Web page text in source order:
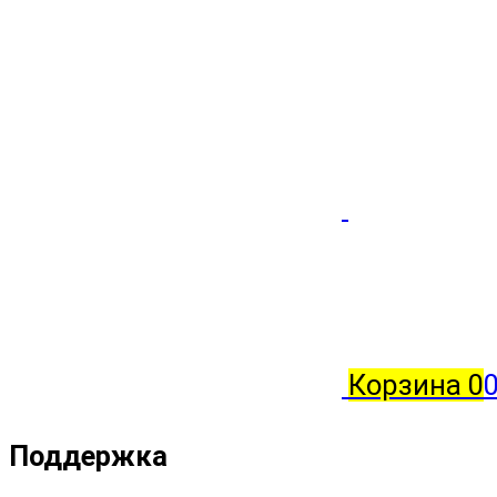
Корзина 0
Поддержка